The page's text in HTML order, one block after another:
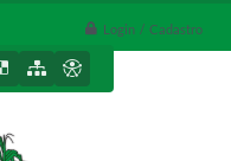
Login / Cadastro